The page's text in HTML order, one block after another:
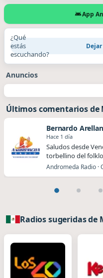
App
¿Qué
estás
escuchando?
Anuncios
Últimos comentarios de
Bernardo
Hace 1 día
Saludos desde
torbellino del
Andromeda Radio ·
Radios sugeridas de